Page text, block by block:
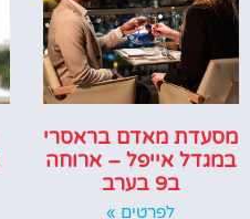
מסעדת מאדם בראסרי
במגדל אייפל – ארוחה
ב9 בערב
לפרטים »